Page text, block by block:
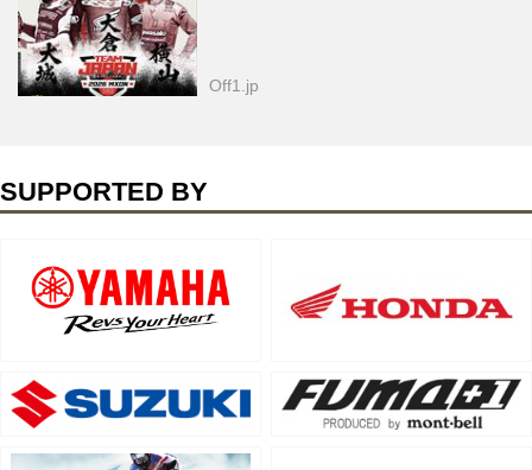
Off1.jp
SUPPORTED BY